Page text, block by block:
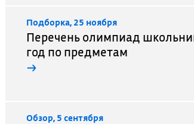
Подборка, 25 ноября
Перечень олимпиад
год по предметам
→
Обзор, 5 сентября